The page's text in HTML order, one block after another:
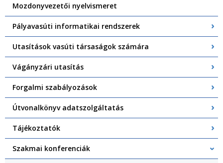
Mozdonyvezetői nyelvismeret
Pályavasúti informatikai rendszerek
Utasítások vasúti társaságok számára
Vágányzári utasítás
Forgalmi szabályozások
Útvonalkönyv adatszolgáltatás
Tájékoztatók
Szakmai konferenciák